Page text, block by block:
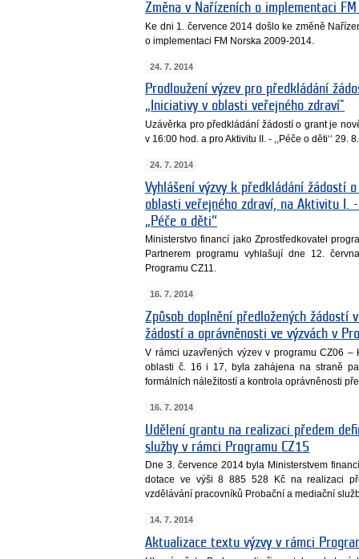
Změna v Nařízeních o implementaci
Ke dni 1. července 2014 došlo ke změně
o implementaci FM Norska 2009-2014.
24. 7. 2014
Prodloužení výzev pro předkládání
„Iniciativy v oblasti veřejného zdraví"
Uzávěrka pro předkládání žádostí o grant je
v 16:00 hod. a pro Aktivitu II. - ,,Péče o děti‘‘ 29.
24. 7. 2014
Vyhlášení výzvy k předkládání žádostí
oblasti veřejného zdraví, na Aktivitu I.
„Péče o děti“
Ministerstvo financí jako Zprostředkovatel
Partnerem programu vyhlašují dne 12.
Programu CZ11.
16. 7. 2014
Způsob doplnění předložených
žádostí a oprávněnosti ve výzvách v
V rámci uzavřených výzev v programu CZ06
oblasti č. 16 i 17, byla zahájena na straně
formálních náležitostí a kontrola oprávněnosti
16. 7. 2014
Udělení grantu na realizaci předem
služby v rámci Programu CZ15
Dne 3. července 2014 byla Ministerstvem
dotace ve výši 8 885 528 Kč na realizaci
vzdělávání pracovníků Probační a mediační
14. 7. 2014
Aktualizace textu výzvy v rámci